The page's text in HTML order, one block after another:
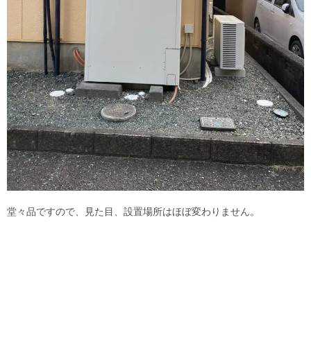
堂々品ですので、見た目、設置場所はほぼ変わりません。